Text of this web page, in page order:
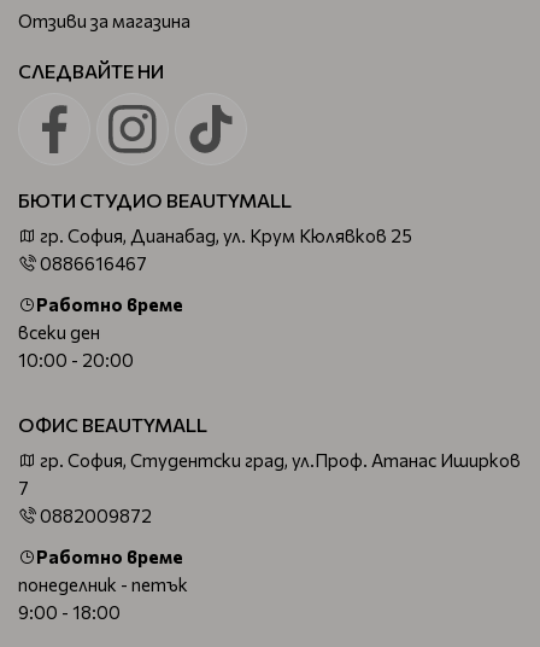
Отзиви за магазина
СЛЕДВАЙТЕ НИ
БЮТИ СТУДИО BEAUTYMALL
гр. София, Дианабад, ул. Крум Кюлявков 25
0886616467
Работно време
всеки ден
10:00 - 20:00
ОФИС BEAUTYMALL
гр. София, Студентски град, ул.Проф. Атанас Иширков
7
0882009872
Работно време
понеделник - петък
9:00 - 18:00